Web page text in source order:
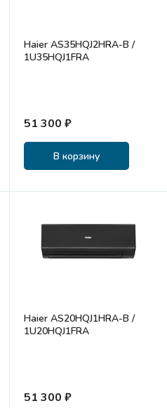
Haier AS35HQJ2HRA-B /
1U35HQJ1FRA
51 300 ₽
В корзину
Haier AS20HQJ1HRA-B /
1U20HQJ1FRA
51 300 ₽